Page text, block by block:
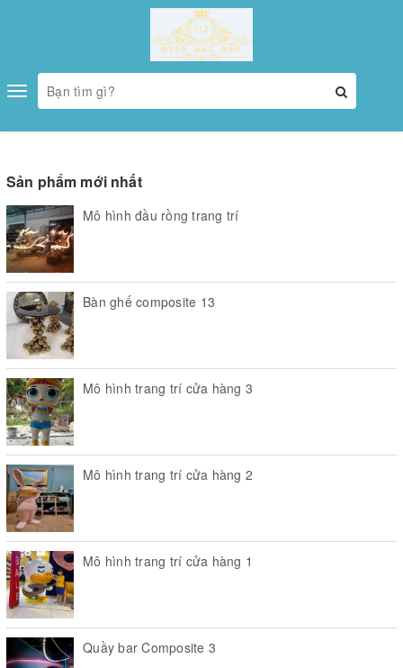
Toggle
navigation
Sản phẩm mới nhất
Mô hình đầu rồng trang trí
Bàn ghế composite 13
Mô hình trang trí cửa hàng 3
Mô hình trang trí cửa hàng 2
Mô hình trang trí cửa hàng 1
Quầy bar Composite 3